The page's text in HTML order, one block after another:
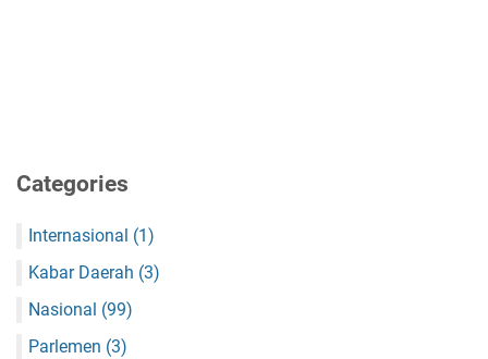
Categories
Internasional (1)
Kabar Daerah (3)
Nasional (99)
Parlemen (3)